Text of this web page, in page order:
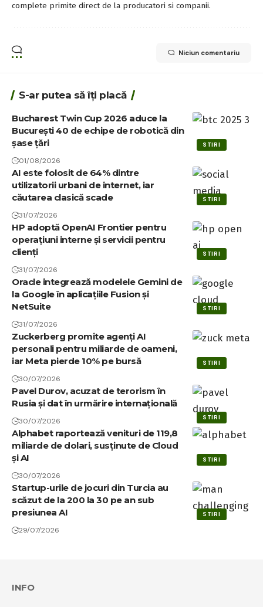
complete primite direct de la producatori si companii.
Niciun comentariu
S-ar putea să îți placă
STIRI
Bucharest Twin Cup 2026 aduce la
București 40 de echipe de robotică din
șase țări
01/08/2026
STIRI
AI este folosit de 64% dintre
utilizatorii urbani de internet, iar
căutarea clasică scade
31/07/2026
STIRI
HP adoptă OpenAI Frontier pentru
operațiuni interne și servicii pentru
clienți
31/07/2026
STIRI
Oracle integrează modelele Gemini de
la Google în aplicațiile Fusion și
NetSuite
31/07/2026
STIRI
Zuckerberg promite agenți AI
personali pentru miliarde de oameni,
iar Meta pierde 10% pe bursă
30/07/2026
STIRI
Pavel Durov, acuzat de terorism în
Rusia și dat în urmărire internațională
30/07/2026
STIRI
Alphabet raportează venituri de 119,8
miliarde de dolari, susținute de Cloud
și AI
30/07/2026
STIRI
Startup-urile de jocuri din Turcia au
scăzut de la 200 la 30 pe an sub
presiunea AI
29/07/2026
INFO